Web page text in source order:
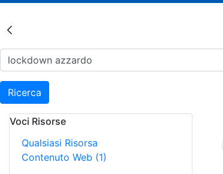
Risultati della Ricerca
Ricerca
Voci Risorse
Qualsiasi Risorsa
Contenuto Web (1)